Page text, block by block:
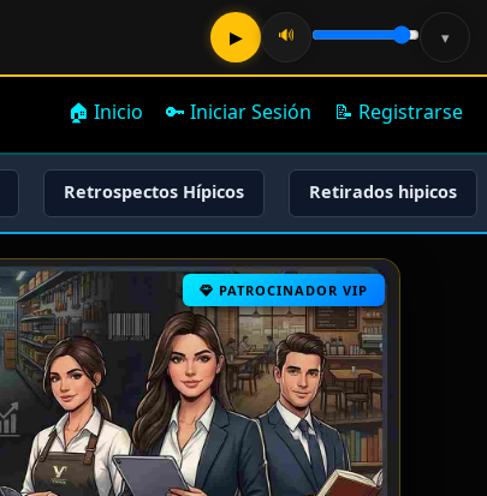
🏠 Inicio 🔑 Iniciar Sesión 📝 Registrarse
Retrospectos Hípicos Retirados hipicos
PATROCINADOR VIP
▶ 🔊 ▾